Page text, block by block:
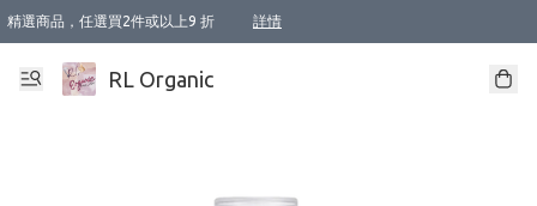
精選商品，任選買2件或以上9 折 詳情
XI周年優惠【新品自由選2件88折/3件85折】
XI周年優惠【Chakra 脈輪平衡自由選2件9折/3件85折/5件8折】
Florame 肌底自由選 2支9折 3支85折
XI周年優惠【蟲蟲退散 · 防衛結界﹞系列2件9折】
Sunki 任選2件95折
BIOFFICINA TOSCANA 任選2支9折 3支85折
Lamav 任選1件9折 2件85折
Mukti Organics 指定產品任選1件9折, 2件88折 3件85折
Intelligent Nutrients Skincare 任選2件9折
deodorant 任選2件88折
化妝品 任選2件95折
XI周年優惠【身心靈單品 任選2件9折/3件85折/5件8折】
XI周年優惠 【精油/香水 任選2件9折/3件85折/5件8折】
XI周年優惠【「關節到肌膚」全效養護 BODY OIL 組2件88折/3件85折】
XI周年優惠【夏日有機物理防曬套裝2件88折】
XI周年優惠【夏日潔面隨意選2件88折/3件85折】
XI周年優惠【逆齡奇蹟抗氧 11 自由選2件88折/3件85折/4件或以上8折】
新會員首次購物即享全單 95 折優惠！
成為VIP / VVIP 可享有生日月現金扣減獎賞優惠 !! 記得去賬户資料填上生日日期啦 !
選用順豐速運，滿$500 免運費
本地速遞 京東 送住宅/ 工商地址 $400 免運費
澳門訂單選用順豐速運，滿$800 免運費
RL Organic